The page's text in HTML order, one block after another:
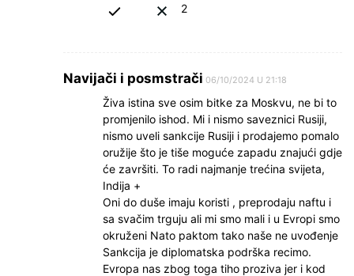
2
Navijači i posmstrači 06/10/2024 U 21:18
Živa istina sve osim bitke za Moskvu, ne bi to
promjenilo ishod. Mi i nismo saveznici Rusiji,
nismo uveli sankcije Rusiji i prodajemo pomalo
oružije što je tiše moguće zapadu znajući gdje
će završiti. To radi najmanje trećina svijeta,
Indija +
Oni do duše imaju koristi , preprodaju naftu i
sa svačim trguju ali mi smo mali i u Evropi smo
okruženi Nato paktom tako naše ne uvođenje
Sankcija je diplomatska podrška recimo.
Evropa nas zbog toga tiho proziva jer i kod